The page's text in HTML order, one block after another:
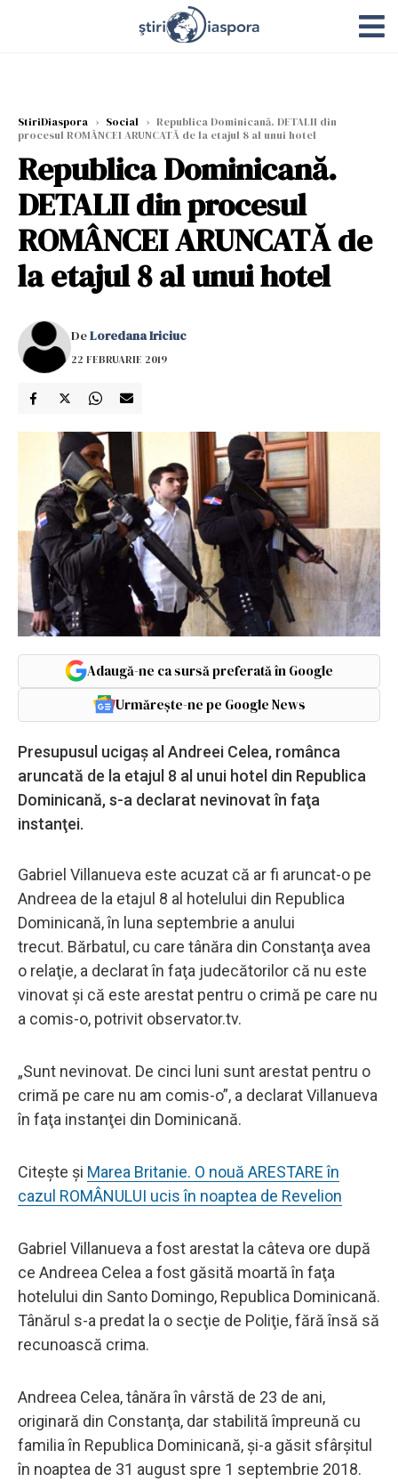
StiriDiaspora › Social › Republica Dominicană. DETALII din
procesul ROMÂNCEI ARUNCATĂ de la etajul 8 al unui hotel
Republica Dominicană.
DETALII din procesul
ROMÂNCEI ARUNCATĂ de
la etajul 8 al unui hotel
DeLoredana Iriciuc
22 FEBRUARIE 2019
Adaugă-ne ca sursă preferată în Google
Urmărește-ne pe Google News
Presupusul ucigaş al Andreei Celea, românca
aruncată de la etajul 8 al unui hotel din Republica
Dominicană, s-a declarat nevinovat în faţa
instanţei.
Gabriel Villanueva este acuzat că ar fi aruncat-o pe
Andreea de la etajul 8 al hotelului din Republica
Dominicană, în luna septembrie a anului
trecut. Bărbatul, cu care tânăra din Constanţa avea
o relaţie, a declarat în faţa judecătorilor că nu este
vinovat şi că este arestat pentru o crimă pe care nu
a comis-o, potrivit observator.tv.
„Sunt nevinovat. De cinci luni sunt arestat pentru o
crimă pe care nu am comis-o”, a declarat Villanueva
în faţa instanţei din Dominicană.
Citește și Marea Britanie. O nouă ARESTARE în
cazul ROMÂNULUI ucis în noaptea de Revelion
Gabriel Villanueva a fost arestat la câteva ore după
ce Andreea Celea a fost găsită moartă în faţa
hotelului din Santo Domingo, Republica Dominicană.
Tânărul s-a predat la o secţie de Poliţie, fără însă să
recunoască crima.
Andreea Celea, tânăra în vârstă de 23 de ani,
originară din Constanţa, dar stabilită împreună cu
familia în Republica Dominicană, şi-a găsit sfârşitul
în noaptea de 31 august spre 1 septembrie 2018.